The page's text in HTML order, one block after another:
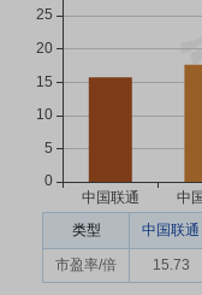
类型 中国联通
市盈率/倍 15.73